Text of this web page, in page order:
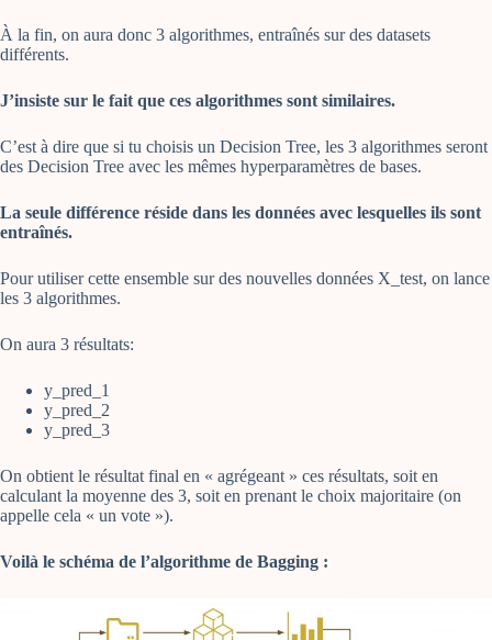
À la fin, on aura donc 3 algorithmes, entraînés sur des datasets
différents.
J’insiste sur le fait que ces algorithmes sont similaires.
C’est à dire que si tu choisis un Decision Tree, les 3 algorithmes seront
des Decision Tree avec les mêmes hyperparamètres de bases.
La seule différence réside dans les données avec lesquelles ils sont
entraînés.
Pour utiliser cette ensemble sur des nouvelles données X_test, on lance
les 3 algorithmes.
On aura 3 résultats:
y_pred_1
y_pred_2
y_pred_3
On obtient le résultat final en « agrégeant » ces résultats, soit en
calculant la moyenne des 3, soit en prenant le choix majoritaire (on
appelle cela « un vote »).
Voilà le schéma de l’algorithme de Bagging :